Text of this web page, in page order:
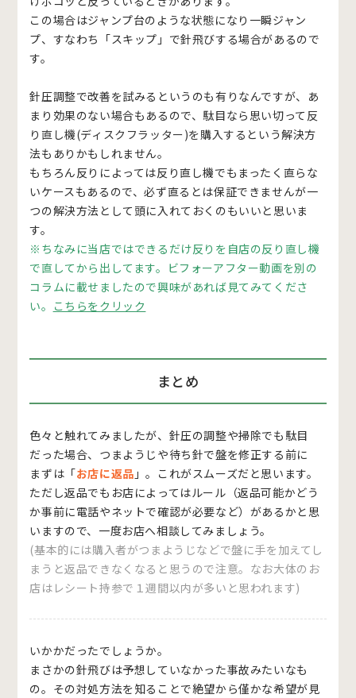
この場合はジャンプ台のような状態になり一瞬ジャン
プ、すなわち「スキップ」で針飛びする場合があるので
す。
針圧調整で改善を試みるというのも有りなんですが、あ
まり効果のない場合もあるので、駄目なら思い切って 反
り直し機(ディスクフラッター)を購入する という解決方
法もありかもしれません。
もちろん反りによっては反り直し機でもまったく直らな
いケースもあるので、必ず直るとは保証できませんが一
つの解決方法として頭に入れておくのもいいと思いま
す。
※ちなみに当店ではできるだけ反りを自店の反り直し機
で直してから出してます。ビフォーアフター動画を別の
コラムに載せましたので興味があれば見てみてくださ
い。 こちらをクリック
まとめ
色々と触れてみましたが、針圧の調整や掃除でも駄目
だった場合、つまようじや待ち針で盤を修正する前に
まずは「お店に返品 」。これがスムーズだと思います。
ただし返品でもお店によってはルール（返品可能かどう
か事前に電話やネットで確認が必要など）があるかと思
いますので、一度お店へ相談してみましょう。
(基本的には購入者がつまようじなどで盤に手を加えてし
まうと返品できなくなると思うので注意。なお大体のお
店はレシート持参で１週間以内が多いと思われます)
いかかだったでしょうか。
まさかの針飛びは予想していなかった事故みたいなも
の。その対処方法を知ることで絶望から僅かな希望が見